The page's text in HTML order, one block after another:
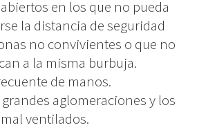
en los que no pueda
la distancia de seguridad
no convivientes o que no
a la misma burbuja.
de manos.
grandes aglomeraciones y los
ventilados.